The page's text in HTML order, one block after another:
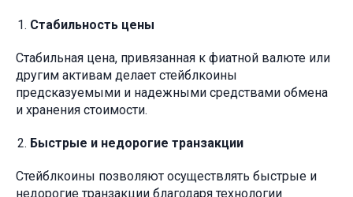
Стабильность цены
Стабильная цена, привязанная к фиатной валюте или
другим активам делает стейблкоины
предсказуемыми и надежными средствами обмена
и хранения стоимости.
Быстрые и недорогие транзакции
Стейблкоины позволяют осуществлять быстрые и
недорогие транзакции благодаря технологии